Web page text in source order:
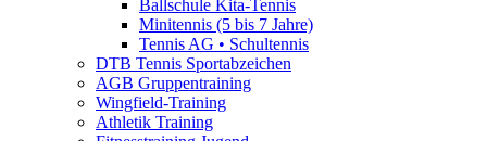
Ballschule Kita-Tennis
Minitennis (5 bis 7 Jahre)
Tennis AG • Schultennis
DTB Tennis Sportabzeichen
AGB Gruppentraining
Wingfield-Training
Athletik Training